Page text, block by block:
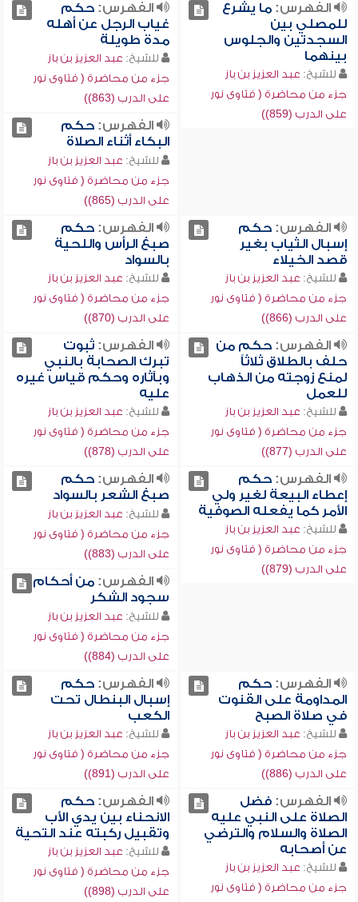
الفهرس:ما يشرع
للمصلي بين
السجدتين والجلوس
بينهما
للشيخ: عبد العزيز بن باز
جزء من محاضرة ( فتاوى نور
على الدرب (859))
الفهرس:حكم
غياب الرجل عن أهله
مدة طويلة
للشيخ: عبد العزيز بن باز
جزء من محاضرة ( فتاوى نور
على الدرب (863))
الفهرس:حكم
البكاء أثناء الصلاة
للشيخ: عبد العزيز بن باز
جزء من محاضرة ( فتاوى نور
على الدرب (865))
الفهرس:حكم
إسبال الثياب بغير
قصد الخيلاء
للشيخ: عبد العزيز بن باز
جزء من محاضرة ( فتاوى نور
على الدرب (866))
الفهرس:حكم
صبغ الرأس واللحية
بالسواد
للشيخ: عبد العزيز بن باز
جزء من محاضرة ( فتاوى نور
على الدرب (870))
الفهرس:حكم من
حلف بالطلاق ثلاثاً
لمنع زوجته من الذهاب
للعمل
للشيخ: عبد العزيز بن باز
جزء من محاضرة ( فتاوى نور
على الدرب (877))
الفهرس:ثبوت
تبرك الصحابة بالنبي
وبآثاره وحكم قياس غيره
عليه
للشيخ: عبد العزيز بن باز
جزء من محاضرة ( فتاوى نور
على الدرب (878))
الفهرس:حكم
إعطاء البيعة لغير ولي
الأمر كما يفعله الصوفية
للشيخ: عبد العزيز بن باز
جزء من محاضرة ( فتاوى نور
على الدرب (879))
الفهرس:حكم
صبغ الشعر بالسواد
للشيخ: عبد العزيز بن باز
جزء من محاضرة ( فتاوى نور
على الدرب (883))
الفهرس:من أحكام
سجود الشكر
للشيخ: عبد العزيز بن باز
جزء من محاضرة ( فتاوى نور
على الدرب (884))
الفهرس:حكم
المداومة على القنوت
في صلاة الصبح
للشيخ: عبد العزيز بن باز
جزء من محاضرة ( فتاوى نور
على الدرب (886))
الفهرس:حكم
إسبال البنطال تحت
الكعب
للشيخ: عبد العزيز بن باز
جزء من محاضرة ( فتاوى نور
على الدرب (891))
الفهرس:فضل
الصلاة على النبي عليه
الصلاة والسلام والترضي
عن أصحابه
للشيخ: عبد العزيز بن باز
جزء من محاضرة ( فتاوى نور
الفهرس:حكم
الانحناء بين يدي الأب
وتقبيل ركبته عند التحية
للشيخ: عبد العزيز بن باز
جزء من محاضرة ( فتاوى نور
على الدرب (898))